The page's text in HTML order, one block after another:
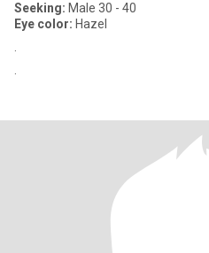
Seeking: Male 30 - 40
Eye color: Hazel